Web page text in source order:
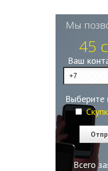
Мы
45
Ваш
Выберите
Всего